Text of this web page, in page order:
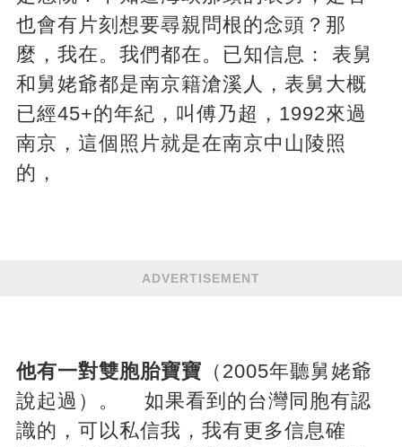
也會有片刻想要尋親問根的念頭？那
麼，我在。我們都在。已知信息： 表舅
和舅姥爺都是南京籍滄溪人，表舅大概
已經45+的年紀，叫傅乃超，1992來過
南京，這個照片就是在南京中山陵照
的，
ADVERTISEMENT
他有一對雙胞胎寶寶 （2005年聽舅姥爺
說起過）。 如果看到的台灣同胞有認
識的，可以私信我，我有更多信息確